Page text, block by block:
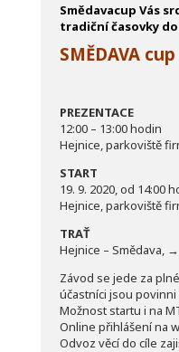
Smědavacup Vás
tradiční časovky
SMĚDAVA cup
PREZENTACE
12:00 – 13:00 hodin
Hejnice, parkoviště
START
19. 9. 2020, od 14:00
Hejnice, parkoviště
TRAŤ
Hejnice – Smědava, →
Závod se jede za
účastníci jsou
Možnost startu i na
Online přihlášení na
Odvoz věcí do cíle